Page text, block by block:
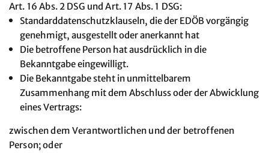
Art. 16 Abs. 2 DSG und Art. 17 Abs. 1 DSG:
Standarddatenschutzklauseln, die der EDÖB vorgängig
genehmigt, ausgestellt oder anerkannt hat
Die betroffene Person hat ausdrücklich in die
Bekanntgabe eingewilligt.
Die Bekanntgabe steht in unmittelbarem
Zusammenhang mit dem Abschluss oder der Abwicklung
eines Vertrags:
zwischen dem Verantwortlichen und der betroffenen
Person; oder